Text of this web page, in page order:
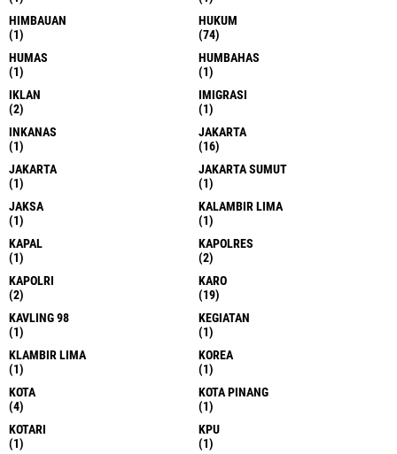
DELISERDANG
(8)
DELISERDANG
(1)
DEMOKRASI
(1)
DENSUS
(1)
DESA
(2)
DOLOK MASIHOL
(3)
G .TOLI
(1)
G.SITOLI
(3)
GAKKUM
(1)
GALANG
(1)
GAROGA
(3)
GAROGA
(1)
GNI
(4)
GOLKAR
(1)
GUBSU
(1)
GUNUNG SITOLI
(3)
GURU
(1)
HAM
(1)
HANGESTRI
(1)
HERNA
(1)
HIMBAUAN
(1)
HUKUM
(74)
HUMAS
(1)
HUMBAHAS
(1)